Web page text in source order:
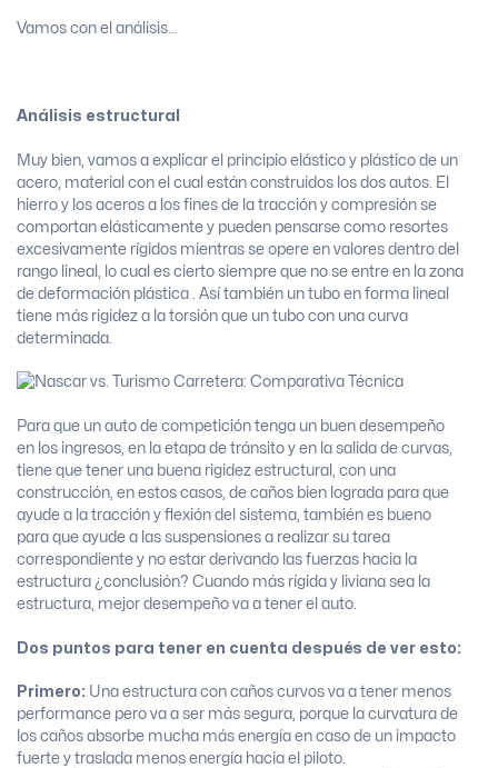
Vamos con el análisis…
Análisis estructural
Muy bien, vamos a explicar el principio elástico y plástico de un
acero, material con el cual están construidos los dos autos. El
hierro y los aceros a los fines de la tracción y compresión se
comportan elásticamente y pueden pensarse como resortes
excesivamente rígidos mientras se opere en valores dentro del
rango lineal, lo cual es cierto siempre que no se entre en la zona
de deformación plástica . Así también un tubo en forma lineal
tiene más rigidez a la torsión que un tubo con una curva
determinada.
Para que un auto de competición tenga un buen desempeño
en los ingresos, en la etapa de tránsito y en la salida de curvas,
tiene que tener una buena rigidez estructural, con una
construcción, en estos casos, de caños bien lograda para que
ayude a la tracción y flexión del sistema, también es bueno
para que ayude a las suspensiones a realizar su tarea
correspondiente y no estar derivando las fuerzas hacia la
estructura ¿conclusión? Cuando más rígida y liviana sea la
estructura, mejor desempeño va a tener el auto.
Dos puntos para tener en cuenta después de ver esto:
Primero: Una estructura con caños curvos va a tener menos
performance pero va a ser más segura, porque la curvatura de
los caños absorbe mucha más energía en caso de un impacto
fuerte y traslada menos energía hacia el piloto.